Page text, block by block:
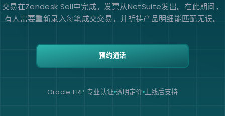
交易在Zendesk Sell中完成。发票从NetSuite发出。在此期间，
有人需要重新录入每笔成交交易，并祈祷产品明细能匹配无误。
预约通话
Oracle ERP 专业认证 透明定价 上线后支持